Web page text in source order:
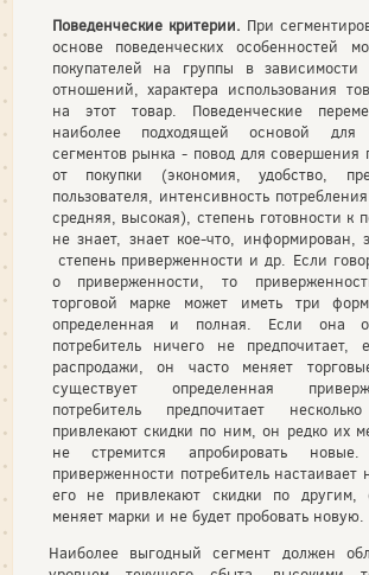
Поведенческие критерии. При
основе поведенческих особенностей
покупателей на группы в
отношений, характера использования
на этот товар. Поведен­ческие
наиболее подходящей основой для
сегментов рынка - повод для совершения
от покупки (экономия, удобство,
пользователя, интенсивность
средняя, высокая), степень готовности к
не знает, знает кое-что, информирован,
степень приверженности и др. Если
о приверженности, то
торговой марке может иметь три
определенная и полная. Если она
потребитель ничего не предпочитает,
распродажи, он часто меняет
существует определенная
потребитель предпочитает
привлекают скидки по ним, он редко их
не стремится апробировать
приверженности потребитель настаивает
его не привлекают скидки по другим,
меняет марки и не будет пробовать новую.
Наиболее выгодный сегмент должен